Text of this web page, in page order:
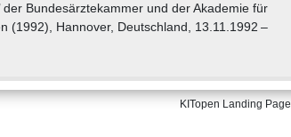
der Bundesärztekammer und der Akademie für
(1992), Hannover, Deutschland, 13.11.1992 –
KITopen Landing Page